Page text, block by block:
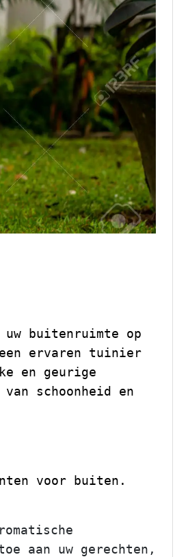
buitenruimte op
ervaren tuinier
en geurige
schoonheid en
voor buiten.
aan uw gerechten,